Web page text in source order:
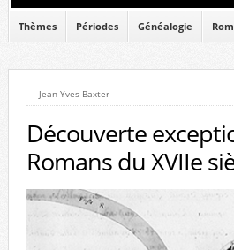
Thèmes Périodes Généalogie
Jean-Yves Baxter
Découverte
Romans du XVIIe